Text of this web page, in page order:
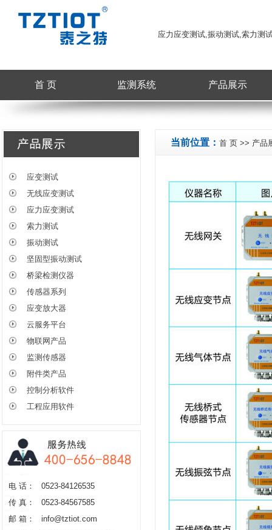
应力应变测试,振动测试,索力测
首 页 监测系统 产品展示
应变测试
无线应变测试
应力应变测试
索力测试
振动测试
坚固型振动测试
桥梁检测仪器
传感器系列
应变放大器
云服务平台
物联网产品
监测传感器
附件类产品
控制分析软件
工程应用软件
电 话：
0523-84126535
传 真：
0523-84567585
邮 箱：
info@tztiot.com
当前位置： 首 页 >> 产品